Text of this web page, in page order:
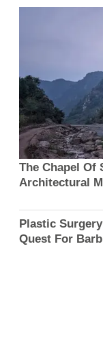
The Chapel Of
Architectural
Plastic
Quest For